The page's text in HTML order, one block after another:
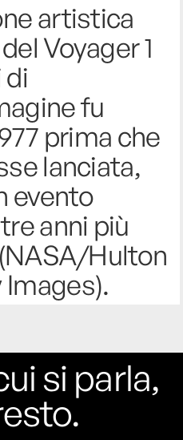
artistica
Voyager 1
di
fu
prima che
lanciata,
evento
anni più
Hulton
si parla,